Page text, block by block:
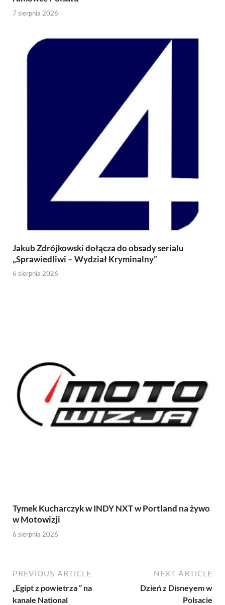
7 sierpnia 2026
Jakub Zdrójkowski dołącza do obsady serialu
„Sprawiedliwi – Wydział Kryminalny”
6 sierpnia 2026
Tymek Kucharczyk w INDY NXT w Portland na żywo
w Motowizji
6 sierpnia 2026
PREVIOUS ARTICLE
„Egipt z powietrza ” na
kanale National
NEXT ARTICLE
Dzień z Disneyem w
Polsacie